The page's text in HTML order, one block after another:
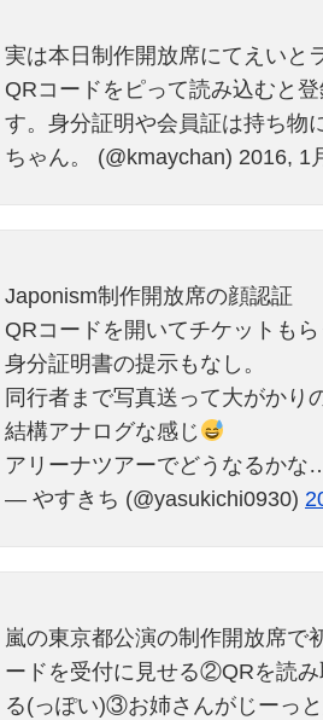
実は本日制作開放席にてえいと
QRコードをピって読み込むと
す。身分証明や会員証は持ち物
ちゃん。 (@kmaychan) 2016, 1
Japonism制作開放席の顔認証
QRコードを開いてチケットも
身分証明書の提示もなし。
同行者まで写真送って大がかり
結構アナログな感じ
アリーナツアーでどうなるかな
— やすきち (@yasukichi0930)
嵐の東京都公演の制作開放席
ードを受付に見せる②QRを読
る(っぽい)③お姉さんがじーっ